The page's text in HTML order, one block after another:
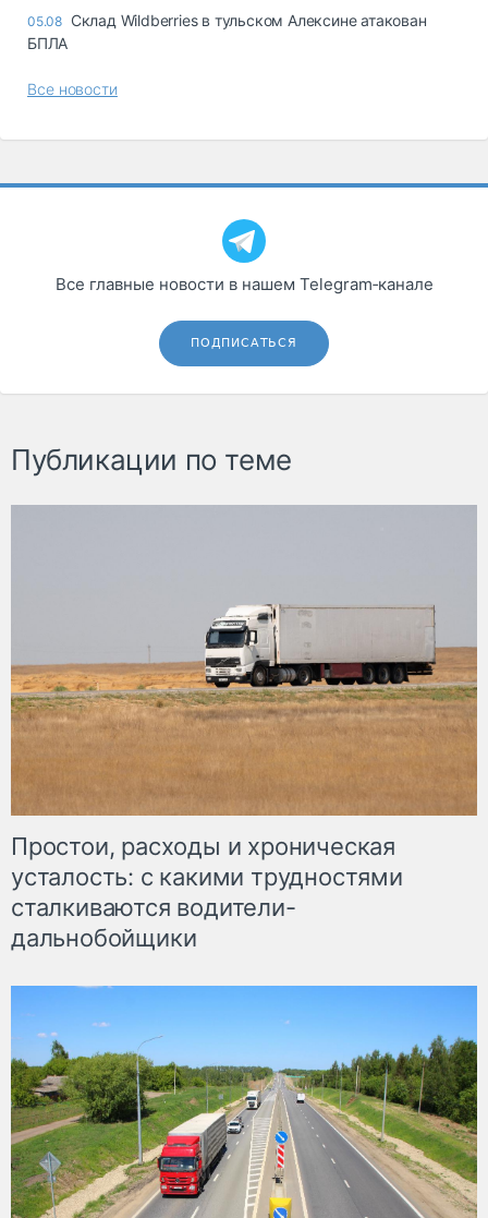
05.08 Склад Wildberries в тульском Алексине атакован
БПЛА
Все новости
Все главные новости в нашем Telegram‑канале
ПОДПИСАТЬСЯ
Публикации по теме
Простои, расходы и хроническая
усталость: с какими трудностями
сталкиваются водители-
дальнобойщики